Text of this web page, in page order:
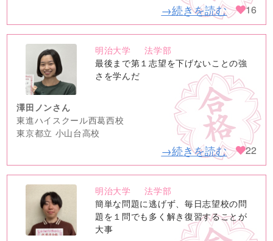
→続きを読む 16
no
image
明治大学
法学部
最後まで第１志望を下げないことの強
さを学んだ
澤田ノンさん
東進ハイスクール西葛西校
東京都立 小山台高校
→続きを読む 22
no
image
明治大学
法学部
簡単な問題に逃げず、毎日志望校の問
題を１問でも多く解き復習することが
大事